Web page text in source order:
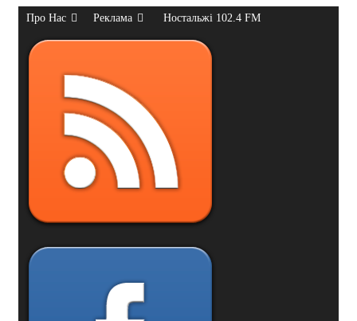
Про Нас Реклама Ностальжі 102.4 FM